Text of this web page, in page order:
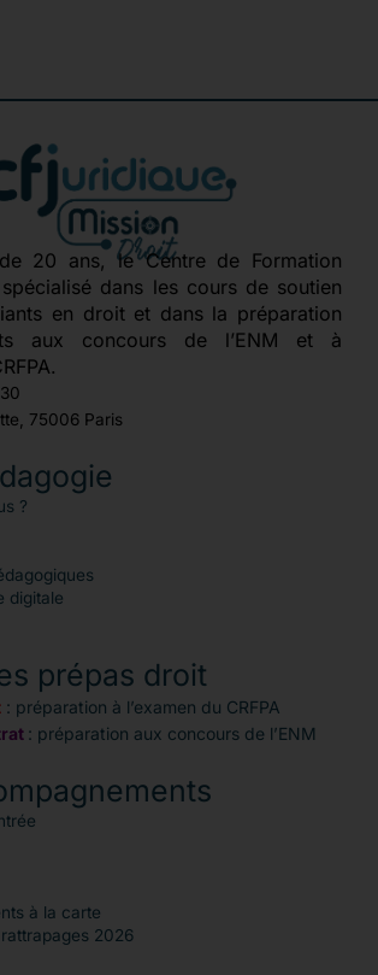
20 ans, le Centre de Formation
dans les cours de soutien
en droit et dans la préparation
aux concours de l’ENM et à
75006 Paris
?
digitale
prépas droit
: préparation à l’examen du CRFPA
: préparation aux concours de l’ENM
à la carte
2026